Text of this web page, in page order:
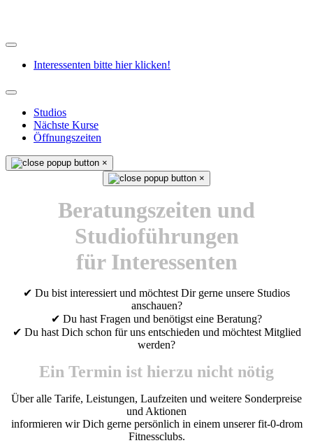
Interessenten bitte hier klicken!
Studios
Nächste Kurse
Öffnungszeiten
×
×
Beratungszeiten und
Studioführungen
für Interessenten
✔ Du bist interessiert und möchtest Dir gerne unsere Studios
anschauen?
✔ Du hast Fragen und benötigst eine Beratung?
✔ Du hast Dich schon für uns entschieden und möchtest Mitglied
werden?
Ein Termin ist hierzu nicht nötig
Über alle Tarife, Leistungen, Laufzeiten und weitere Sonderpreise
und Aktionen
informieren wir Dich gerne persönlich in einem unserer fit-0-drom
Fitnessclubs.